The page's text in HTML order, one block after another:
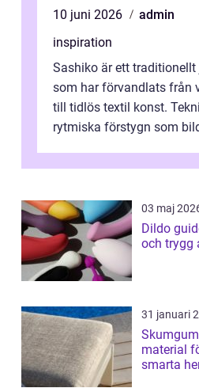
10 juni 2026
admin
inspiration
Sashiko är ett
som har förvandlats från
till tidlös textil konst.
rytmiska förstygn som
03 maj
Dildo guide till material, former
och trygg
31 januari
material
smarta